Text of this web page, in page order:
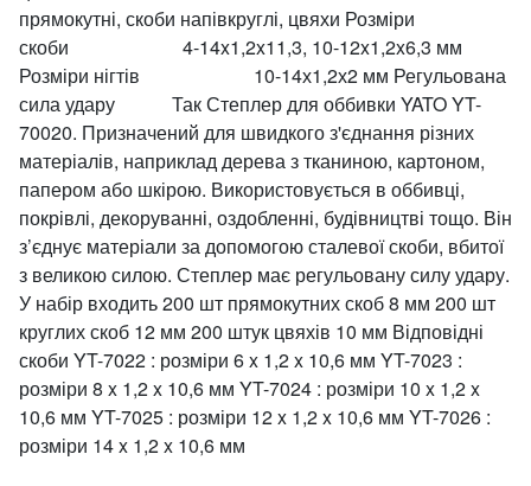
прямокутні, скоби напівкруглі, цвяхи Розміри
скоби 4-14x1,2x11,3, 10-12x1,2x6,3 мм
Розміри нігтів 10-14х1,2х2 мм Регульована
сила удару Так Степлер для оббивки YATO YT-
70020. Призначений для швидкого з'єднання різних
матеріалів, наприклад дерева з тканиною, картоном,
папером або шкірою. Використовується в оббивці,
покрівлі, декоруванні, оздобленні, будівництві тощо. Він
з’єднує матеріали за допомогою сталевої скоби, вбитої
з великою силою. Степлер має регульовану силу удару.
У набір входить 200 шт прямокутних скоб 8 мм 200 шт
круглих скоб 12 мм 200 штук цвяхів 10 мм Відповідні
скоби YT-7022 : розміри 6 x 1,2 x 10,6 мм YT-7023 :
розміри 8 x 1,2 x 10,6 мм YT-7024 : розміри 10 x 1,2 x
10,6 мм YT-7025 : розміри 12 x 1,2 x 10,6 мм YT-7026 :
розміри 14 x 1,2 x 10,6 мм